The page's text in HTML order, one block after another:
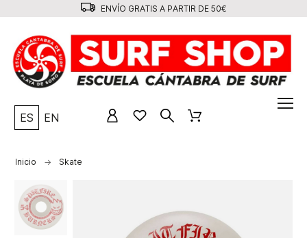
ENVÍO GRATIS A PARTIR DE 50€
ES EN
Inicio Skate